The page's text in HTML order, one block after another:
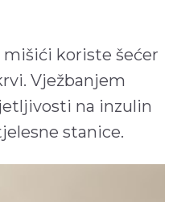
koriste šećer
Vježbanjem
na inzulin
stanice.